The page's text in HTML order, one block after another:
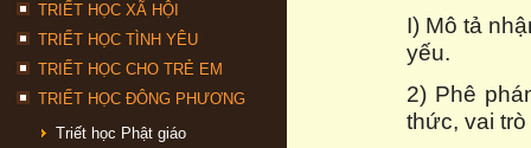
TRIẾT HỌC XÃ HỘI
TRIẾT HỌC TÌNH YÊU
TRIẾT HỌC CHO TRẺ EM
TRIẾT HỌC ĐÔNG PHƯƠNG
Triết học Phật giáo
I) Mô tả
yếu.
2) Phê
thức, vai